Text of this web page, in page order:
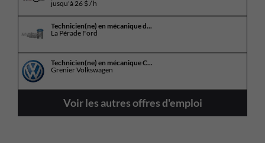
jusqu'à26 $ / h
Technicien(ne) en mécanique d...
La Pérade Ford
Technicien(ne) en mécanique C...
Grenier Volkswagen
Voir les autres offres d'emploi